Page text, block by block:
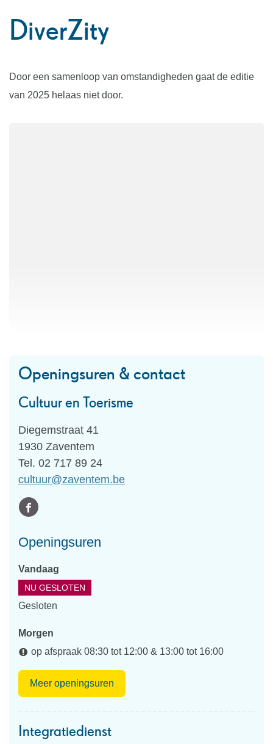
DiverZity
Door een samenloop van omstandigheden gaat de editie
van 2025 helaas niet door.
Openingsuren & contact
Cultuur en Toerisme
Adres
Diegemstraat 41
,1930 Zaventem
Tel. 02 717 89 24
E-
mail
cultuur@zaventem.be
Volg
op
Facebook
en
Openingsuren
Vandaag
NU GESLOTEN
Gesloten
Morgen
op afspraak 08:30 tot 12:00 & 13:00 tot 16:00
Meer openingsuren
Integratiedienst